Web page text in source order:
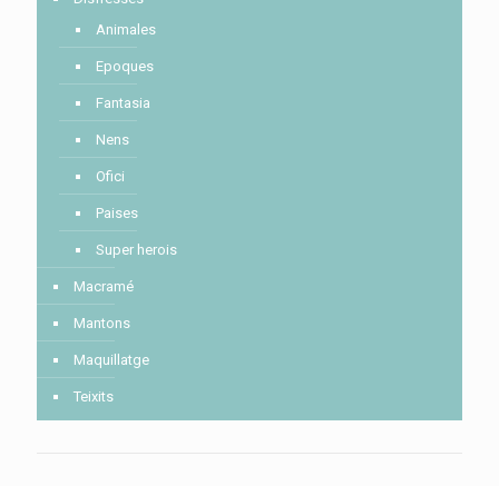
Animales
Epoques
Fantasia
Nens
Ofici
Paises
Super herois
Macramé
Mantons
Maquillatge
Teixits